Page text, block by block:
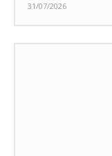
31/07/2026